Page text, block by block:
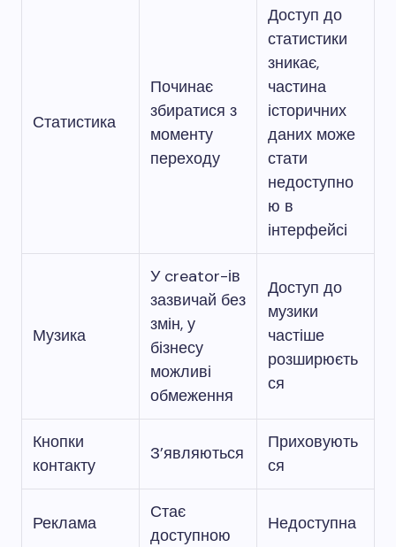
Статистика
Починає
збиратися з
моменту
переходу
Доступ до
статистики
зникає,
частина
історичних
даних може
стати
недоступно
ю в
інтерфейсі
Музика
У creator-ів
зазвичай без
змін, у
бізнесу
можливі
обмеження
Доступ до
музики
частіше
розширюєть
ся
Кнопки
контакту
З’являються
Приховують
ся
Реклама
Стає
доступною
Недоступна